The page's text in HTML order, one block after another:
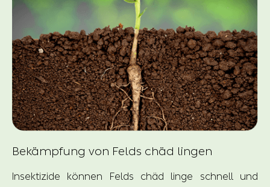
Bekämpfung von Felds chäd lingen
Insektizide können Felds chäd linge schnell und